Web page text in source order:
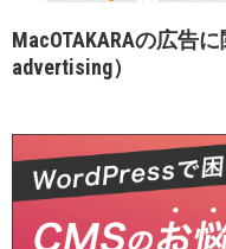
MacOTAKARAの広告
advertising）